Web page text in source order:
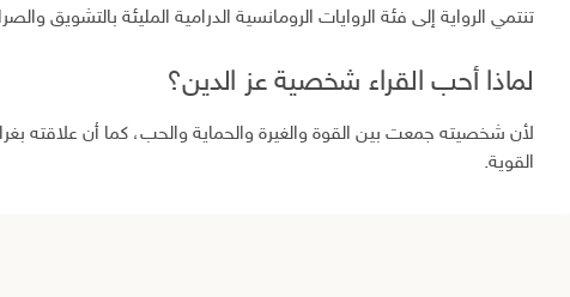
تنتمي الرواية إلى فئة الروايات الرومانسية الدرامية المليئة بالتشويق
لماذا أحب القراء شخصية عز الدين؟
لأن شخصيته جمعت بين القوة والغيرة والحماية والحب، كما أن علاقته
القوية.